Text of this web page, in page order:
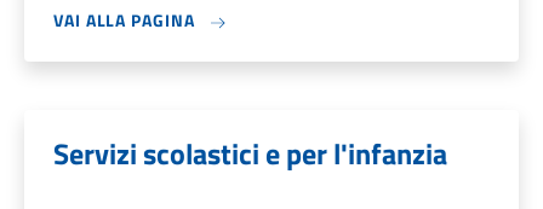
VAI ALLA PAGINA
Servizi scolastici e per l'infanzia